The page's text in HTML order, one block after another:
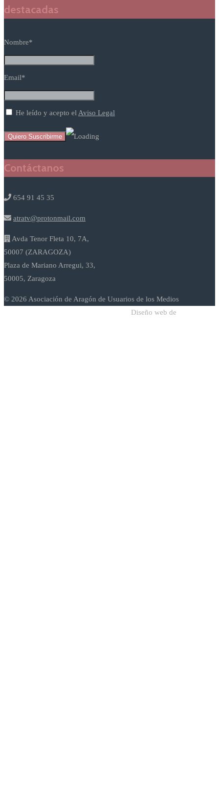
destacadas
Nombre*
Email*
He leído y acepto el Aviso Legal
Contáctanos
654 91 45 35
atratv@protonmail.com
Avda Tenor Fleta 10, 7A,
50007 (ZARAGOZA)
Plaza de Mariano Arregui, 33,
50005, Zaragoza
© 2026 Asociación de Aragón de Usuarios de los Medios
Diseño web de